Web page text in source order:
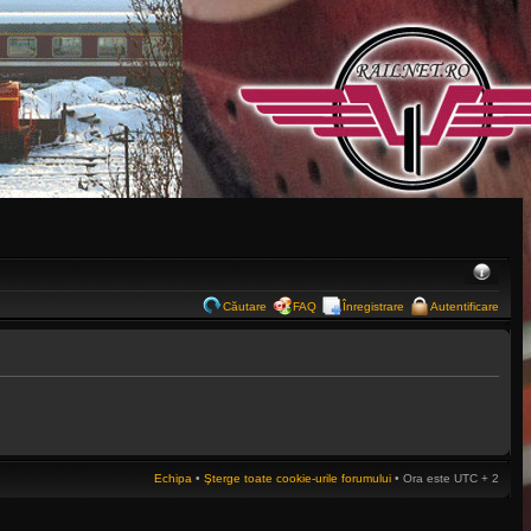
Căutare FAQ Înregistrare Autentificare
Echipa •Şterge toate cookie-urile forumului • Ora este UTC + 2